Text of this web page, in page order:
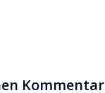
Kommentar